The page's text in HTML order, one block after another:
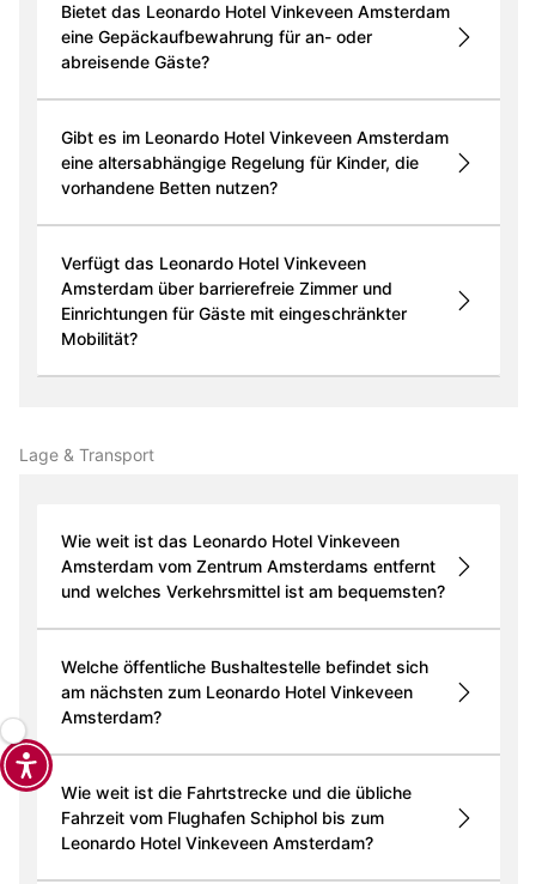
Bietet das Leonardo Hotel Vinkeveen Amsterdam
eine Gepäckaufbewahrung für an- oder
abreisende Gäste?
Gibt es im Leonardo Hotel Vinkeveen Amsterdam
eine altersabhängige Regelung für Kinder, die
vorhandene Betten nutzen?
Verfügt das Leonardo Hotel Vinkeveen
Amsterdam über barrierefreie Zimmer und
Einrichtungen für Gäste mit eingeschränkter
Mobilität?
Lage & Transport
Wie weit ist das Leonardo Hotel Vinkeveen
Amsterdam vom Zentrum Amsterdams entfernt
und welches Verkehrsmittel ist am bequemsten?
Welche öffentliche Bushaltestelle befindet sich
am nächsten zum Leonardo Hotel Vinkeveen
Amsterdam?
Wie weit ist die Fahrtstrecke und die übliche
Fahrzeit vom Flughafen Schiphol bis zum
Leonardo Hotel Vinkeveen Amsterdam?